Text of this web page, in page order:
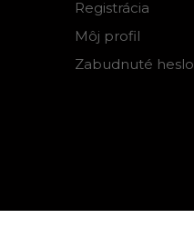
Registrácia
Môj profil
Zabudnuté heslo